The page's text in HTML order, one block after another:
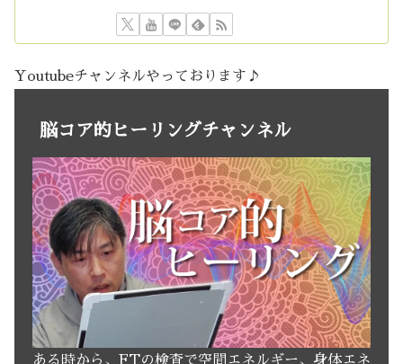
Youtubeチャンネルやっております♪
脳コア的ヒーリングチャンネル
ある時から、FTの検査で空間エネルギー、身体エネ